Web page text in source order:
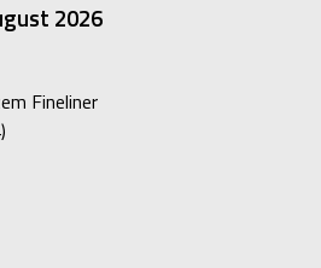
2026
Fineliner